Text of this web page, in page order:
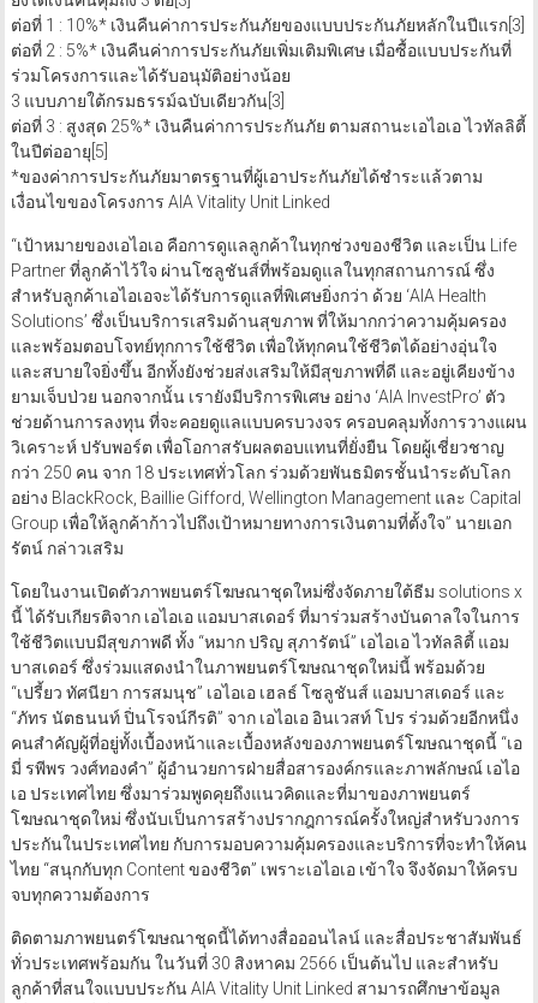
ยิ่งได้เงินคืนคุ้มถึง 3 ต่อ[3]
ต่อที่ 1 : 10%* เงินคืนค่าการประกันภัยของแบบประกันภัยหลักในปีแรก[3]
ต่อที่ 2 : 5%* เงินคืนค่าการประกันภัยเพิ่มเติมพิเศษ เมื่อซื้อแบบประกันที่
ร่วมโครงการและได้รับอนุมัติอย่างน้อย
3 แบบภายใต้กรมธรรม์ฉบับเดียวกัน[3]
ต่อที่ 3 : สูงสุด 25%* เงินคืนค่าการประกันภัย ตามสถานะเอไอเอ ไวทัลลิตี้
ในปีต่ออายุ[5]
*ของค่าการประกันภัยมาตรฐานที่ผู้เอาประกันภัยได้ชำระแล้วตาม
“เป้าหมายของเอไอเอ คือการดูแลลูกค้าในทุกช่วงของชีวิต และเป็น Life
Partner ที่ลูกค้าไว้ใจ ผ่านโซลูชันส์ที่พร้อมดูแลในทุกสถานการณ์ ซึ่ง
สำหรับลูกค้าเอไอเอจะได้รับการดูแลที่พิเศษยิ่งกว่า ด้วย ‘AIA Health
Solutions’ ซึ่งเป็นบริการเสริมด้านสุขภาพ ที่ให้มากกว่าความคุ้มครอง
และพร้อมตอบโจทย์ทุกการใช้ชีวิต เพื่อให้ทุกคนใช้ชีวิตได้อย่างอุ่นใจ
และสบายใจยิ่งขึ้น อีกทั้งยังช่วยส่งเสริมให้มีสุขภาพที่ดี และอยู่เคียงข้าง
ยามเจ็บป่วย นอกจากนั้น เรายังมีบริการพิเศษ อย่าง ‘AIA InvestPro’ ตัว
ช่วยด้านการลงทุน ที่จะคอยดูแลแบบครบวงจร ครอบคลุมทั้งการวางแผน
วิเคราะห์ ปรับพอร์ต เพื่อโอกาสรับผลตอบแทนที่ยั่งยืน โดยผู้เชี่ยวชาญ
กว่า 250 คน จาก 18 ประเทศทั่วโลก ร่วมด้วยพันธมิตรชั้นนำระดับโลก
อย่าง BlackRock, Baillie Gifford, Wellington Management และ Capital
Group เพื่อให้ลูกค้าก้าวไปถึงเป้าหมายทางการเงินตามที่ตั้งใจ” นายเอก
โดยในงานเปิดตัวภาพยนตร์โฆษณาชุดใหม่ซึ่งจัดภายใต้ธีม solutions x
นี้ ได้รับเกียรติจาก เอไอเอ แอมบาสเดอร์ ที่มาร่วมสร้างบันดาลใจในการ
ใช้ชีวิตแบบมีสุขภาพดี ทั้ง “หมาก ปริญ สุภารัตน์” เอไอเอ ไวทัลลิตี้ แอม
บาสเดอร์ ซึ่งร่วมแสดงนำในภาพยนตร์โฆษณาชุดใหม่นี้ พร้อมด้วย
“เปรี้ยว ทัศนียา การสมนุช” เอไอเอ เฮลธ์ โซลูชันส์ แอมบาสเดอร์ และ
“ภัทร นัตธนนท์ ปิ่นโรจน์กีรติ” จาก เอไอเอ อินเวสท์ โปร ร่วมด้วยอีกหนึ่ง
คนสำคัญผู้ที่อยู่ทั้งเบื้องหน้าและเบื้องหลังของภาพยนตร์โฆษณาชุดนี้ “เอ
มี่ รพีพร วงศ์ทองคำ” ผู้อำนวยการฝ่ายสื่อสารองค์กรและภาพลักษณ์ เอไอ
เอ ประเทศไทย ซึ่งมาร่วมพูดคุยถึงแนวคิดและที่มาของภาพยนตร์
โฆษณาชุดใหม่ ซึ่งนับเป็นการสร้างปรากฎการณ์ครั้งใหญ่สำหรับวงการ
ประกันในประเทศไทย กับการมอบความคุ้มครองและบริการที่จะทำให้คน
ไทย “สนุกกับทุก Content ของชีวิต” เพราะเอไอเอ เข้าใจ จึงจัดมาให้ครบ
ติดตามภาพยนตร์โฆษณาชุดนี้ได้ทางสื่อออนไลน์ และสื่อประชาสัมพันธ์
ทั่วประเทศพร้อมกัน ในวันที่ 30 สิงหาคม 2566 เป็นต้นไป และสำหรับ